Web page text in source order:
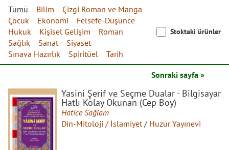
Tümü Bilim
Çizgi Roman ve Manga
Çocuk
Ekonomi
Felsefe-Düşünce
Hukuk
Kişisel Gelişim
Roman
Sağlık
Sanat
Siyaset
Sınava Hazırlık
Spiritüel Tarih
Stoktaki ürünler
Sonraki sayfa »
Yasini Şerif ve Seçme Dualar - Bilgisayar
Hatlı Kolay Okunan (Cep Boy)
Hatice Sağlam
Din-Mitoloji / İslamiyet / Huzur Yayınevi